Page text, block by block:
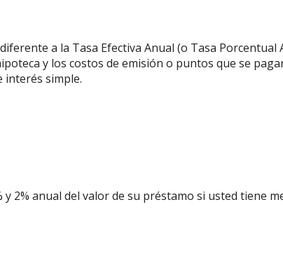
a la Tasa Efectiva Anual (o Tasa Porcentual
y los costos de emisión o puntos que se
interés simple.
2% anual del valor de su préstamo si usted tiene